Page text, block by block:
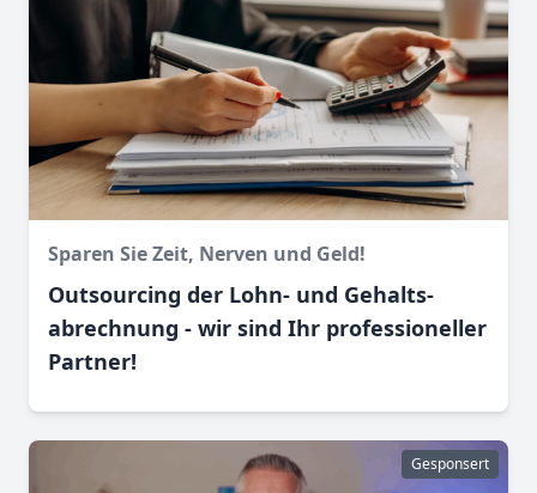
Sparen Sie Zeit, Nerven und Geld!
Outsourcing der Lohn- und Gehalts­
abrechnung - wir sind Ihr professioneller
Partner!
Gesponsert